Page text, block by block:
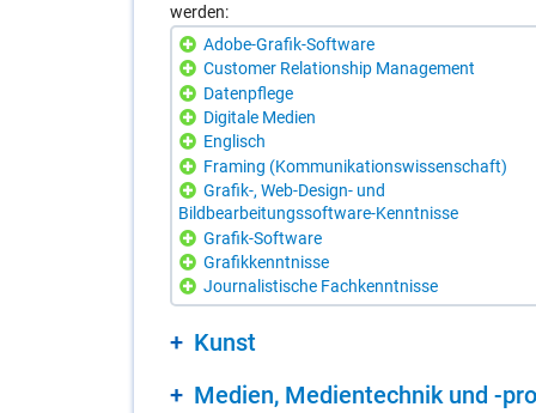
werden:
Adobe-Grafik-Software
Customer Relationship Management
Datenpflege
Digitale Medien
Englisch
Framing (Kommunikationswissenschaft)
Grafik-, Web-Design- und
Bildbearbeitungssoftware-Kenntnisse
Grafik-Software
Grafikkenntnisse
Journalistische Fachkenntnisse
Kunst
Me­di­en, Me­di­en­tech­nik und -